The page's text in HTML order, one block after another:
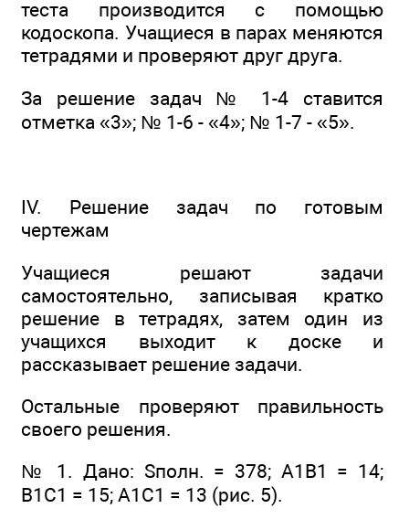
теста производится с помощью
кодоскопа. Учащиеся в парах меняются
тетрадями и проверяют друг друга.
За решение задач № 1-4 ставится
отметка «3»; № 1-6 - «4»; № 1-7 - «5».
IV. Решение задач по готовым
чертежам
Учащиеся решают задачи
самостоятельно, записывая кратко
решение в тетрадях, затем один из
учащихся выходит к доске и
рассказывает решение задачи.
Остальные проверяют правильность
своего решения.
№ 1. Дано: Sполн. = 378; А1В1 = 14;
В1С1 = 15; A1C1 = 13 (рис. 5).